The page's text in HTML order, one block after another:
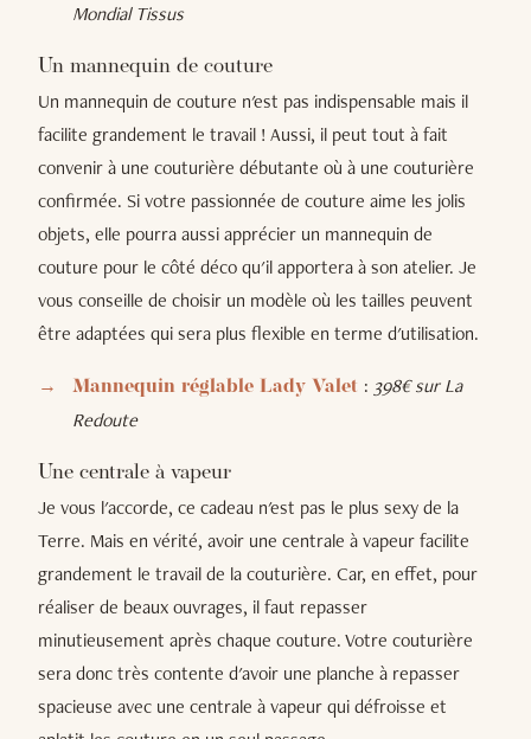
Mondial Tissus
Un mannequin de couture
Un mannequin de couture n'est pas indispensable mais il
facilite grandement le travail ! Aussi, il peut tout à fait
convenir à une couturière débutante où à une couturière
confirmée. Si votre passionnée de couture aime les jolis
objets, elle pourra aussi apprécier un mannequin de
couture pour le côté déco qu'il apportera à son atelier. Je
vous conseille de choisir un modèle où les tailles peuvent
être adaptées qui sera plus flexible en terme d'utilisation.
Mannequin réglable Lady Valet : 398€ sur La
Redoute
Une centrale à vapeur
Je vous l'accorde, ce cadeau n'est pas le plus sexy de la
Terre. Mais en vérité, avoir une centrale à vapeur facilite
grandement le travail de la couturière. Car, en effet, pour
réaliser de beaux ouvrages, il faut repasser
minutieusement après chaque couture. Votre couturière
sera donc très contente d'avoir une planche à repasser
spacieuse avec une centrale à vapeur qui défroisse et